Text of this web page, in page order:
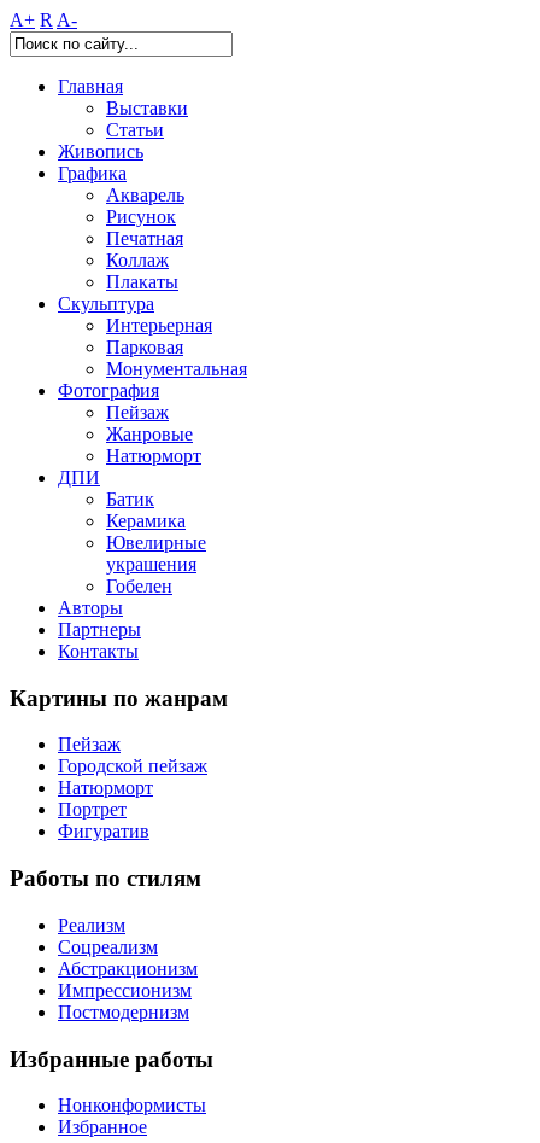
A+ R A-
Главная
Выставки
Статьи
Живопись
Графика
Акварель
Рисунок
Печатная
Коллаж
Плакаты
Скульптура
Интерьерная
Парковая
Монументальная
Фотография
Пейзаж
Жанровые
Натюрморт
ДПИ
Батик
Керамика
Ювелирные
украшения
Гобелен
Авторы
Партнеры
Контакты
Картины по жанрам
Пейзаж
Городской пейзаж
Натюрморт
Портрет
Фигуратив
Работы по стилям
Реализм
Соцреализм
Абстракционизм
Импрессионизм
Постмодернизм
Избранные работы
Нонконформисты
Избранное